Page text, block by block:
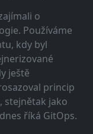
o
Používáme
kdy byl
ještě
princip
stejnětak jako
říká GitOps.